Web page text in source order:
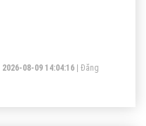
2026-08-09 14:04:16
Đăng